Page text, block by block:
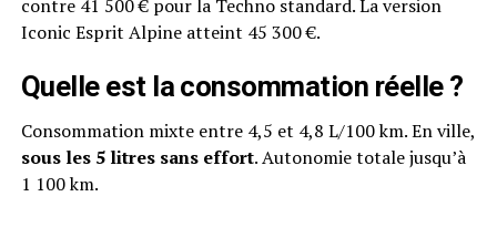
contre 41 500 € pour la Techno standard. La version
Iconic Esprit Alpine atteint 45 300 €.
Quelle est la consommation réelle ?
Consommation mixte entre 4,5 et 4,8 L/100 km. En ville,
sous les 5 litres sans effort. Autonomie totale jusqu’à
1 100 km.